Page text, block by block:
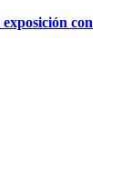
exposición con